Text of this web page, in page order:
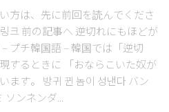
方は、先に前回を読んでくださ
크 前の記事へ 逆切れにもほどが
– プチ韓国語 – 韓国では「逆切
するときに 「おならこいた奴が
ます。 방귀 뀐 놈이 성낸다 バン
ソンネンダ...